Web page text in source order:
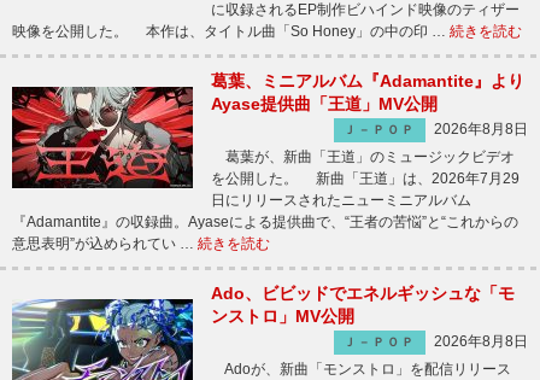
に収録されるEP制作ビハインド映像のティザー
映像を公開した。 本作は、タイトル曲「So Honey」の中の印 … 続きを読む
葛葉、ミニアルバム『Adamantite』より
Ayase提供曲「王道」MV公開
Ｊ－ＰＯＰ
2026年8月8日
葛葉が、新曲「王道」のミュージックビデオ
を公開した。 新曲「王道」は、2026年7月29
日にリリースされたニューミニアルバム
『Adamantite』の収録曲。Ayaseによる提供曲で、“王者の苦悩”と“これからの
意思表明”が込められてい … 続きを読む
Ado、ビビッドでエネルギッシュな「モ
ンストロ」MV公開
Ｊ－ＰＯＰ
2026年8月8日
Adoが、新曲「モンストロ」を配信リリース